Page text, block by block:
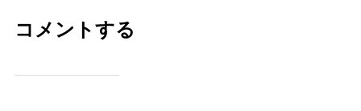
コメントする